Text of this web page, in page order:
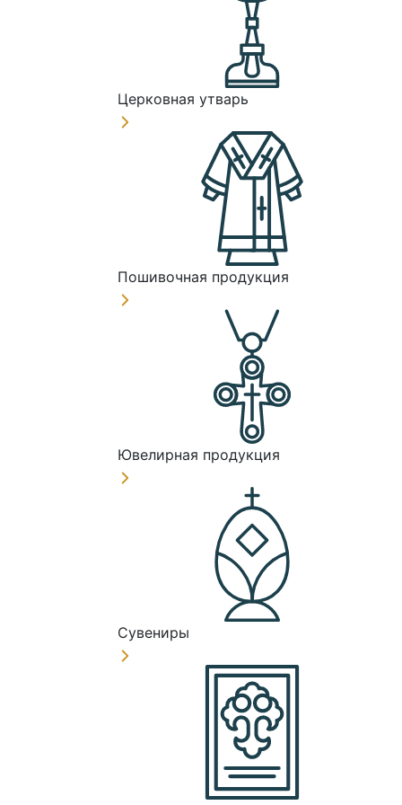
Церковная утварь
Пошивочная продукция
Ювелирная продукция
Сувениры